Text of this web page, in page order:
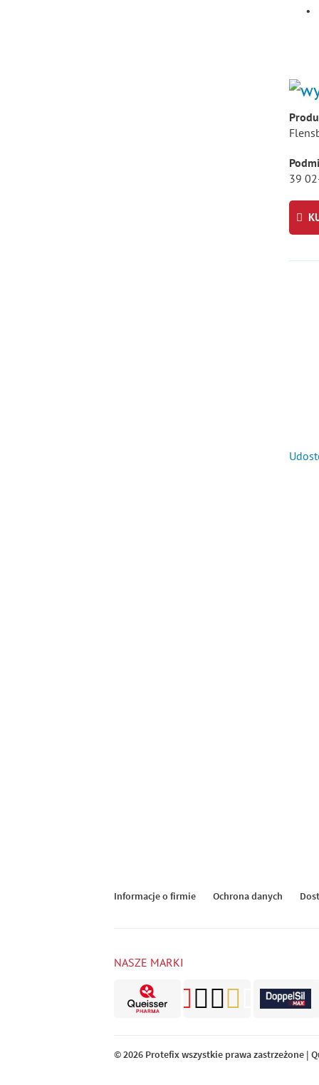
•
39
Informacje o firmie Ochrona danych
NASZE MARKI
© 2026 Protefix wszystkie prawa zastrzeżone |